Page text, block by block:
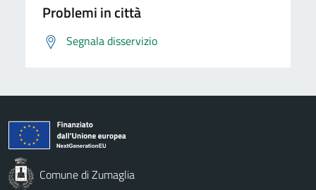
Problemi in città
Segnala disservizio
Comune di Zumaglia